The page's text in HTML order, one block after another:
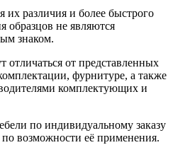
различия и более быстрого
образцов не являются
знаком.
отличаться от представленных
фурнитуре, а также
комплектующих и
по индивидуальному заказу
возможности её применения.